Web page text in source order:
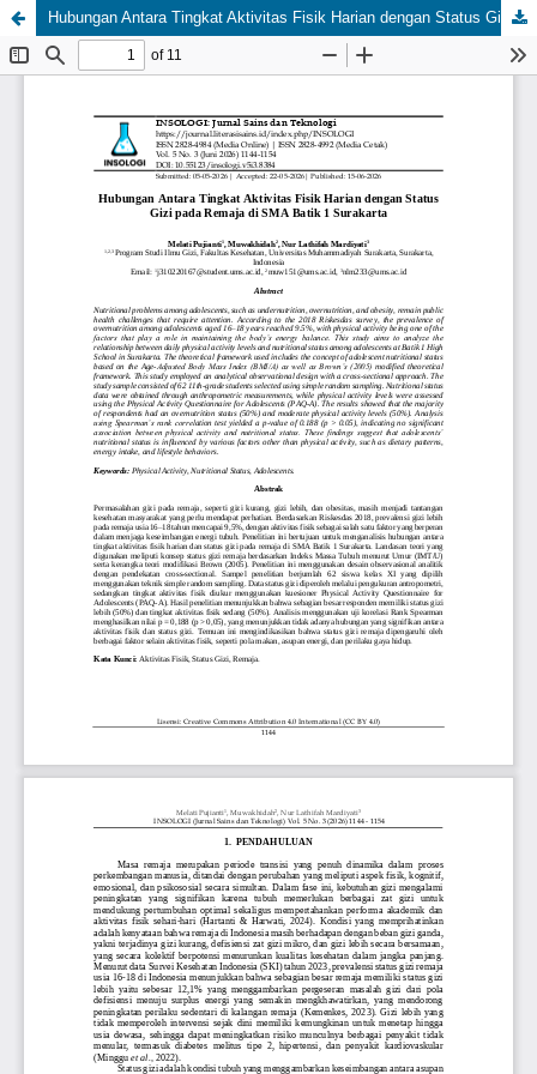
Hubungan Antara Tingkat Aktivitas Fisik Harian dengan Status Gizi pada Remaja di SMA Batik 1 Surakarta